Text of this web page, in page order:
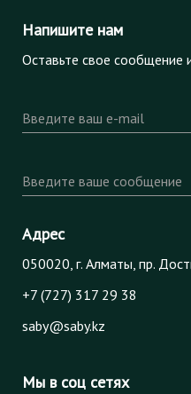
Напишите нам
Оставьте свое сообщение
Введите ваш e-mail
Введите ваше сообщение
Адрес
050020, г. Алматы, пр.
+7 (727) 317 29 38
saby@saby.kz
Мы в соц сетях